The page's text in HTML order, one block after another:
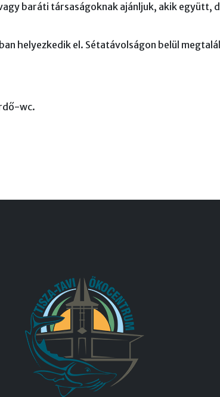
baráti társaságoknak ajánljuk, akik együtt,
helyezkedik el. Sétatávolságon belül
wc.